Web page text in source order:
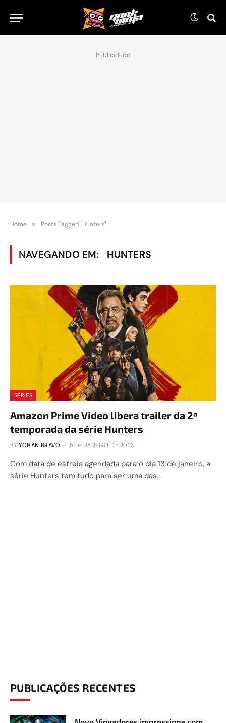
Publicidade
Home » Posts Tagged "Hunters"
NAVEGANDO EM: HUNTERS
SÉRIES
Amazon Prime Video libera trailer da 2ª
temporada da série Hunters
BY YOHAN BRAVO 5 DE JANEIRO DE 2023
Com data de estreia agendada para o dia 13 de janeiro, a
série Hunters tem tudo para ser uma das…
PUBLICAÇÕES RECENTES